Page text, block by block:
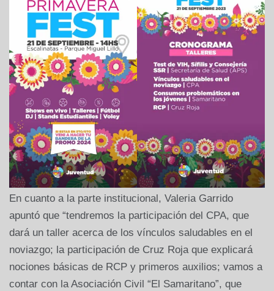
En cuanto a la parte institucional, Valeria Garrido
apuntó que “tendremos la participación del CPA, que
dará un taller acerca de los vínculos saludables en el
noviazgo; la participación de Cruz Roja que explicará
nociones básicas de RCP y primeros auxilios; vamos a
contar con la Asociación Civil “El Samaritano”, que